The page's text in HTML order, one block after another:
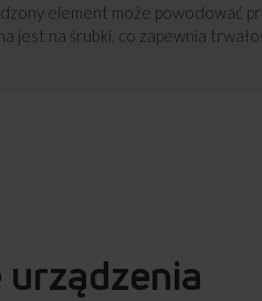
element może powodować
jest na śrubki, co zapewnia
urządzenia